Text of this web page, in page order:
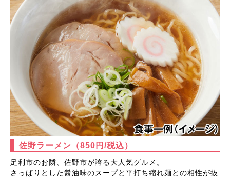
佐野ラーメン （850円/税込）
足利市のお隣、佐野市が誇る大人気グルメ。
さっぱりとした醤油味のスープと平打ち縮れ麺との相性が抜